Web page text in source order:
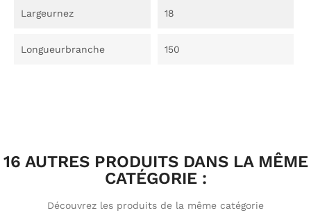
Largeurnez 18
Longueurbranche 150
16 AUTRES PRODUITS DANS LA MÊME
CATÉGORIE :
Découvrez les produits de la même catégorie